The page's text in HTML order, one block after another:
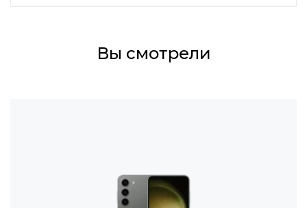
Вы смотрели